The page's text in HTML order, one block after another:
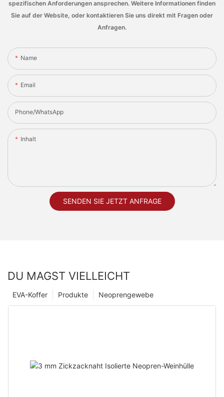
spezifischen Anforderungen ansprechen. Weitere Informationen finden
Sie auf der Website, oder kontaktieren Sie uns direkt mit Fragen oder
Anfragen.
Name
Email
Phone/whatsApp
Inhalt
SENDEN SIE JETZT ANFRAGE
DU MAGST VIELLEICHT
Neoprengewebe
Produkte
EVA-Koffer